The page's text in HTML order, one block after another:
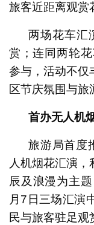
旅客近距离观赏
两场花车汇
赏；连同两轮
参与，活动不仅
区节庆氛围与旅
首办无人机
旅游局首度
人机烟花汇演，
辰及浪漫为主
月7日三场汇演
民与旅客驻足